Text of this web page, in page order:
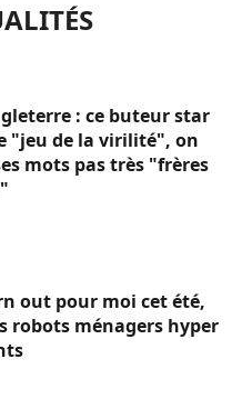
: ce buteur star
"jeu de la virilité", on
mots pas très "frères
out pour moi cet été,
robots ménagers hyper